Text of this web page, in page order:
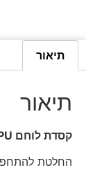
תיאור
תיאור
קסדת לוחם PU לא שביר!
החלטת